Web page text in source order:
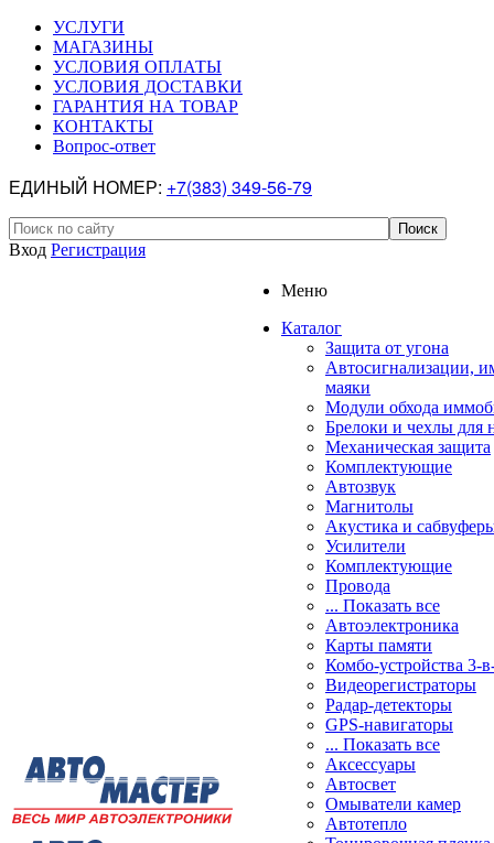
УСЛУГИ
МАГАЗИНЫ
УСЛОВИЯ ОПЛАТЫ
УСЛОВИЯ ДОСТАВКИ
ГАРАНТИЯ НА ТОВАР
КОНТАКТЫ
Вопрос-ответ
ЕДИНЫЙ НОМЕР: +7(383) 349-56-79
Вход Регистрация
Меню
Каталог
Защита от угона
Автосигнализации,
маяки
Модули обхода
Брелоки и чехлы для
Механическая защита
Комплектующие
Автозвук
Магнитолы
Акустика и
Усилители
Комплектующие
Провода
... Показать все
Автоэлектроника
Карты памяти
Комбо-устройства 3-
Видеорегистраторы
Радар-детекторы
GPS-навигаторы
... Показать все
Аксессуары
Автосвет
Омыватели камер
Автотепло